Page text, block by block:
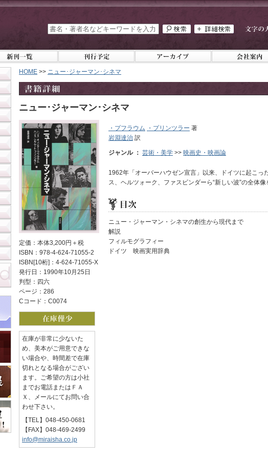
HOME >> ニュー･ジャーマン･シネマ
ニュー･ジャーマン･シネマ
定価：本体3,200円＋税
ISBN：978-4-624-71055-2
ISBN[10桁]：4-624-71055-X
発行日：1990年10月25日
判型：四六
ページ：286
Cコード：C0074
在庫が非常に少ないた
め、美本がご用意できな
い場合や、時間差で在庫
切れとなる場合がござい
ます。ご希望の方は小社
までお電話またはＦＡ
Ｘ、メールにてお問い合
わせ下さい。
【TEL】048-450-0681
【FAX】048-469-2499
info@miraisha.co.jp
・プフラウム ・プリンツラー 著
岩淵達治 訳
ジャンル ： 芸術・美学 >> 映画史・映画論
1962年「オーバーハウゼン宣言」以来、ドイツに起こっ
ス、ヘルツォーク、ファスビンダーら“新しい波”の全体
ニュー・ジャーマン・シネマの創生から現代まで
解説
フィルモグラフィー
ドイツ 映画実用辞典